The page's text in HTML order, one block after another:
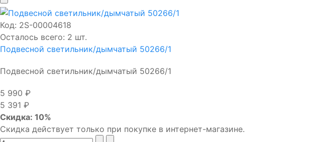
Код: 2S-00004618
Осталось всего: 2 шт.
Подвесной светильник/дымчатый 50266/1
Подвесной светильник/дымчатый 50266/1
5 990 ₽
5 391 ₽
Скидка: 10%
Скидка действует только при покупке в интернет-магазине.